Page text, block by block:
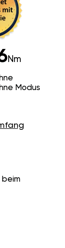
Nm
Modus
beim